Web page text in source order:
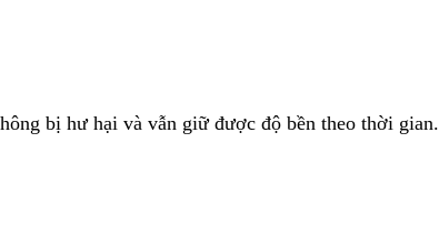
bị hư hại và vẫn giữ được độ bền theo thời gian.